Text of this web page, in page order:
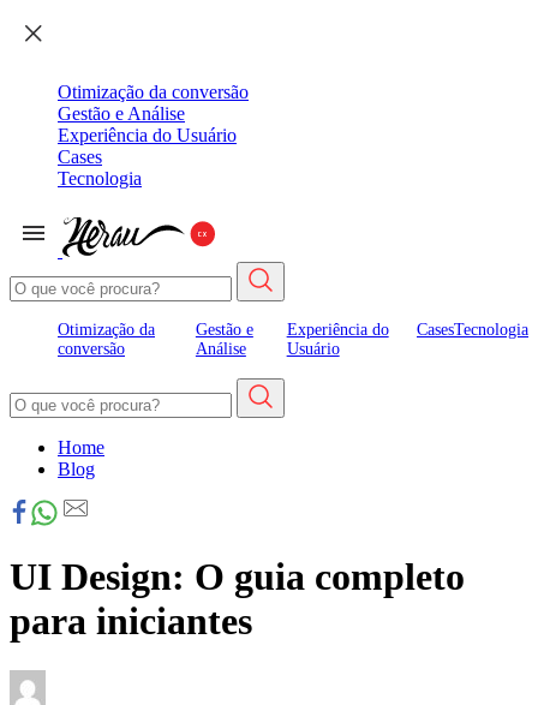
Otimização da conversão
Gestão e Análise
Experiência do Usuário
Cases
Tecnologia
Otimização da
conversão
Gestão e
Análise
Experiência do
Usuário
CasesTecnologia
Home
Blog
UI Design: O guia completo
para iniciantes